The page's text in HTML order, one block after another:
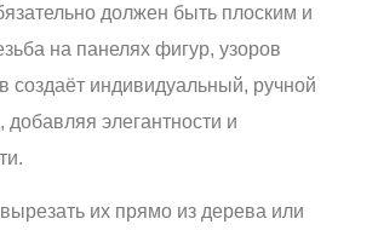
должен быть плоским и
на панелях фигур, узоров
создаёт индивидуальный, ручной
добавляя элегантности и
их прямо из дерева или